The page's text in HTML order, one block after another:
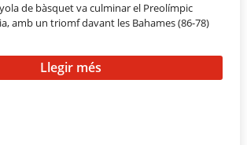
de bàsquet va culminar el Preolímpic
amb un triomf davant les Bahames (86-78)
Llegir més